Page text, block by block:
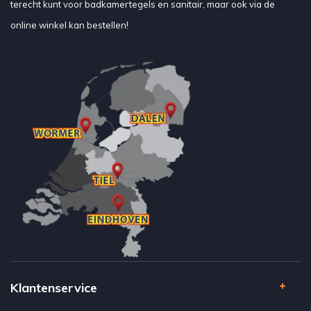
gebruikelijk naar buiten. Ze hebben hierdoor iets meer ruimte nodig,
voordeel van dit type kwartronde douchecabine-deur is wel dat de
deuropening bijna net zo groot als de gehele kwartronde zijwand
kan zijn. In tegenstelling tot een kwartronde douchecabine met
schuifdeuren, waarbij ruimte in de douchewand nodig is om de deur
achter te kunnen schuiven.
Kwartronde douchecabine compleet
U complementeert uw nieuwe kwartronde douchecabine met een
bijpassende douchebak. Deze douchebak volgt dezelfde vorm als
uw douchecabine: kwartrond. Dit zorgt voor een perfecte
aansluiting wanneer u de douchecabine op de douchebak plaatst. U
kunt bij Megadump ook kiezen voor de kwartronde douchecabine
‘compleet’. Dit is een volledige set, met een vaste kwartronde
achterwanden zijn voorzien van een volledig douchepaneel.
terecht kunt voor badkamertegels en sanitair, maar ook via de
online winkel kan bestellen!
Klantenservice